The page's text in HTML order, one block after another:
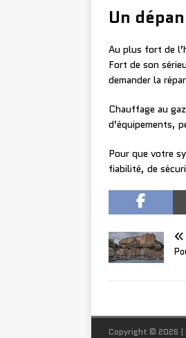
Un
Au plus fort de
Fort de son
demander la
Chauffage au
d’équipements,
Pour que votre
fiabilité, de
Copyright © 2026 |